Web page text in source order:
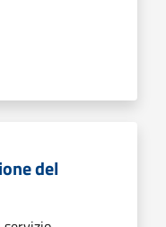
del